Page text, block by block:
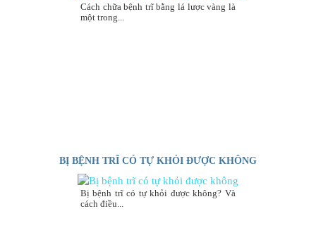
Cách chữa bệnh trĩ bằng lá lược vàng là
một trong...
BỊ BỆNH TRĨ CÓ TỰ KHỎI ĐƯỢC KHÔNG
Bị bệnh trĩ có tự khỏi được không? Và
cách điều...